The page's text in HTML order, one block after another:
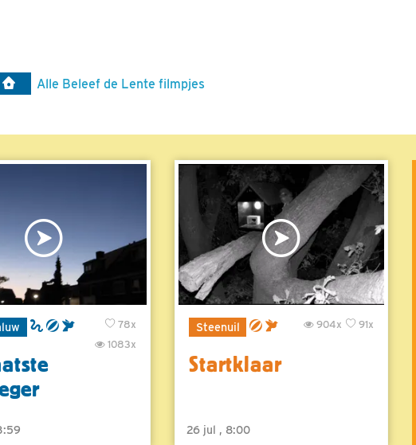
Alle Beleef de Lente filmpjes
78x
1083x
Steenuil 91x
904x
Startklaar
26 jul , 8:00